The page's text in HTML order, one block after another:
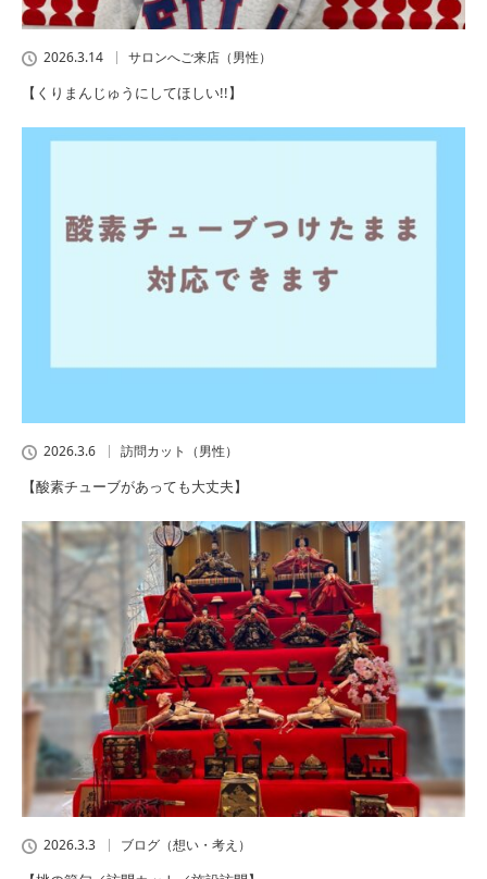
2026.3.14 サロンへご来店（男性）
【くりまんじゅうにしてほしい!!】
2026.3.6 訪問カット（男性）
【酸素チューブがあっても大丈夫】
2026.3.3 ブログ（想い・考え）